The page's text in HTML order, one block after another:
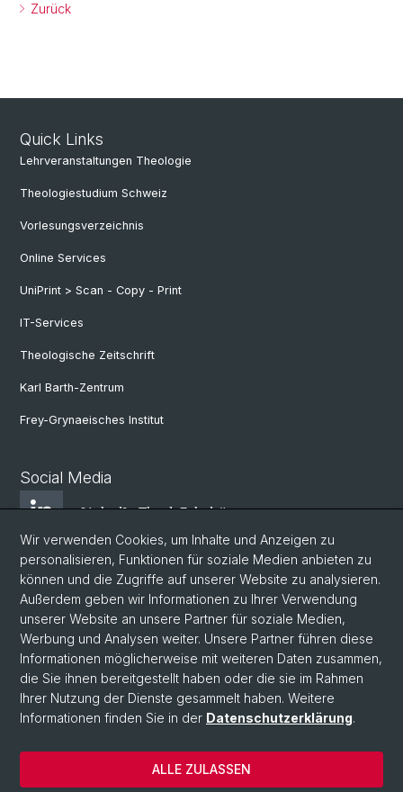
Zurück
Quick Links
Lehrveranstaltungen Theologie
Theologiestudium Schweiz
Vorlesungsverzeichnis
Online Services
UniPrint > Scan - Copy - Print
IT-Services
Theologische Zeitschrift
Karl Barth-Zentrum
Frey-Grynaeisches Institut
Social Media
LinkedIn Theol. Fakultät
Instagram Theol. Fakultät
Zentr. Jüd. Studien
ZRWP
© Universität Basel
Datenschutzerklärung
Wir verwenden Cookies, um Inhalte und Anzeigen zu
personalisieren, Funktionen für soziale Medien anbieten zu
können und die Zugriffe auf unserer Website zu analysieren.
Außerdem geben wir Informationen zu Ihrer Verwendung
unserer Website an unsere Partner für soziale Medien,
Werbung und Analysen weiter. Unsere Partner führen diese
Informationen möglicherweise mit weiteren Daten zusammen,
die Sie ihnen bereitgestellt haben oder die sie im Rahmen
Ihrer Nutzung der Dienste gesammelt haben. Weitere
Informationen finden Sie in der Datenschutzerklärung.
ALLE ZULASSEN